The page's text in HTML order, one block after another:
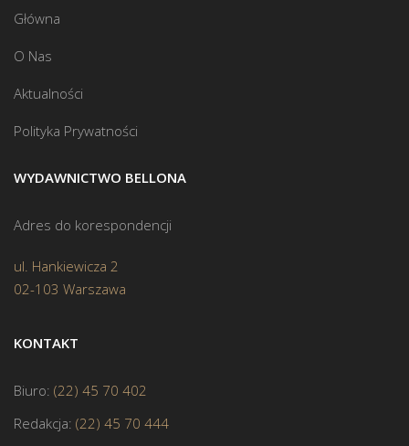
Główna
O Nas
Aktualności
Polityka Prywatności
WYDAWNICTWO BELLONA
Adres do korespondencji
ul. Hankiewicza 2
02-103 Warszawa
KONTAKT
Biuro: (22) 45 70 402
Redakcja: (22) 45 70 444